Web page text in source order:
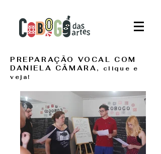
PREPARAÇÃO VOCAL COM
DANIELA CÂMARA,
clique e
veja!